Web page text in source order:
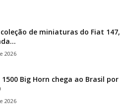
de miniaturas do Fiat 147,
2026
1500 Big Horn chega ao Brasil por
2026